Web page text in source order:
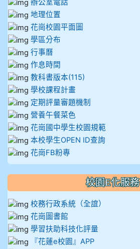
辦公室電話
地理位置
花崗校園平面圖
學區分布
行事曆
作息時間
教科書版本(115)
學校課程計畫
定期評量審題機制
營養午餐菜色
花崗國中學生校園規範
本校學生OPEN ID查詢
花崗FB粉專
校園E化服務
校務行政系統（全誼）
花崗圖書館
學習扶助科技化評量
『花蓮e校園』APP